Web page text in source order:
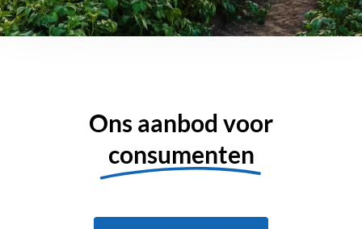
Ons aanbod voor
consumenten